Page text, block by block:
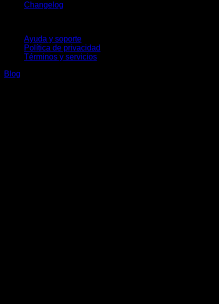
Changelog
Ayuda y soporte
Política de privacidad
Términos y servicios
Blog